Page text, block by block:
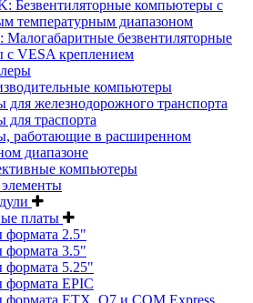
Безвентиляторные компьютеры с
температурным диапазоном
безвентиляторные
с VESA креплением
компьютеры
железнодорожного транспорта
траспорта
работающие в расширенном
диапазоне
компьютеры
платы
формата 2.5"
формата 3.5"
формата 5.25"
формата EPIC
формата ETX, Q7 и COM Express